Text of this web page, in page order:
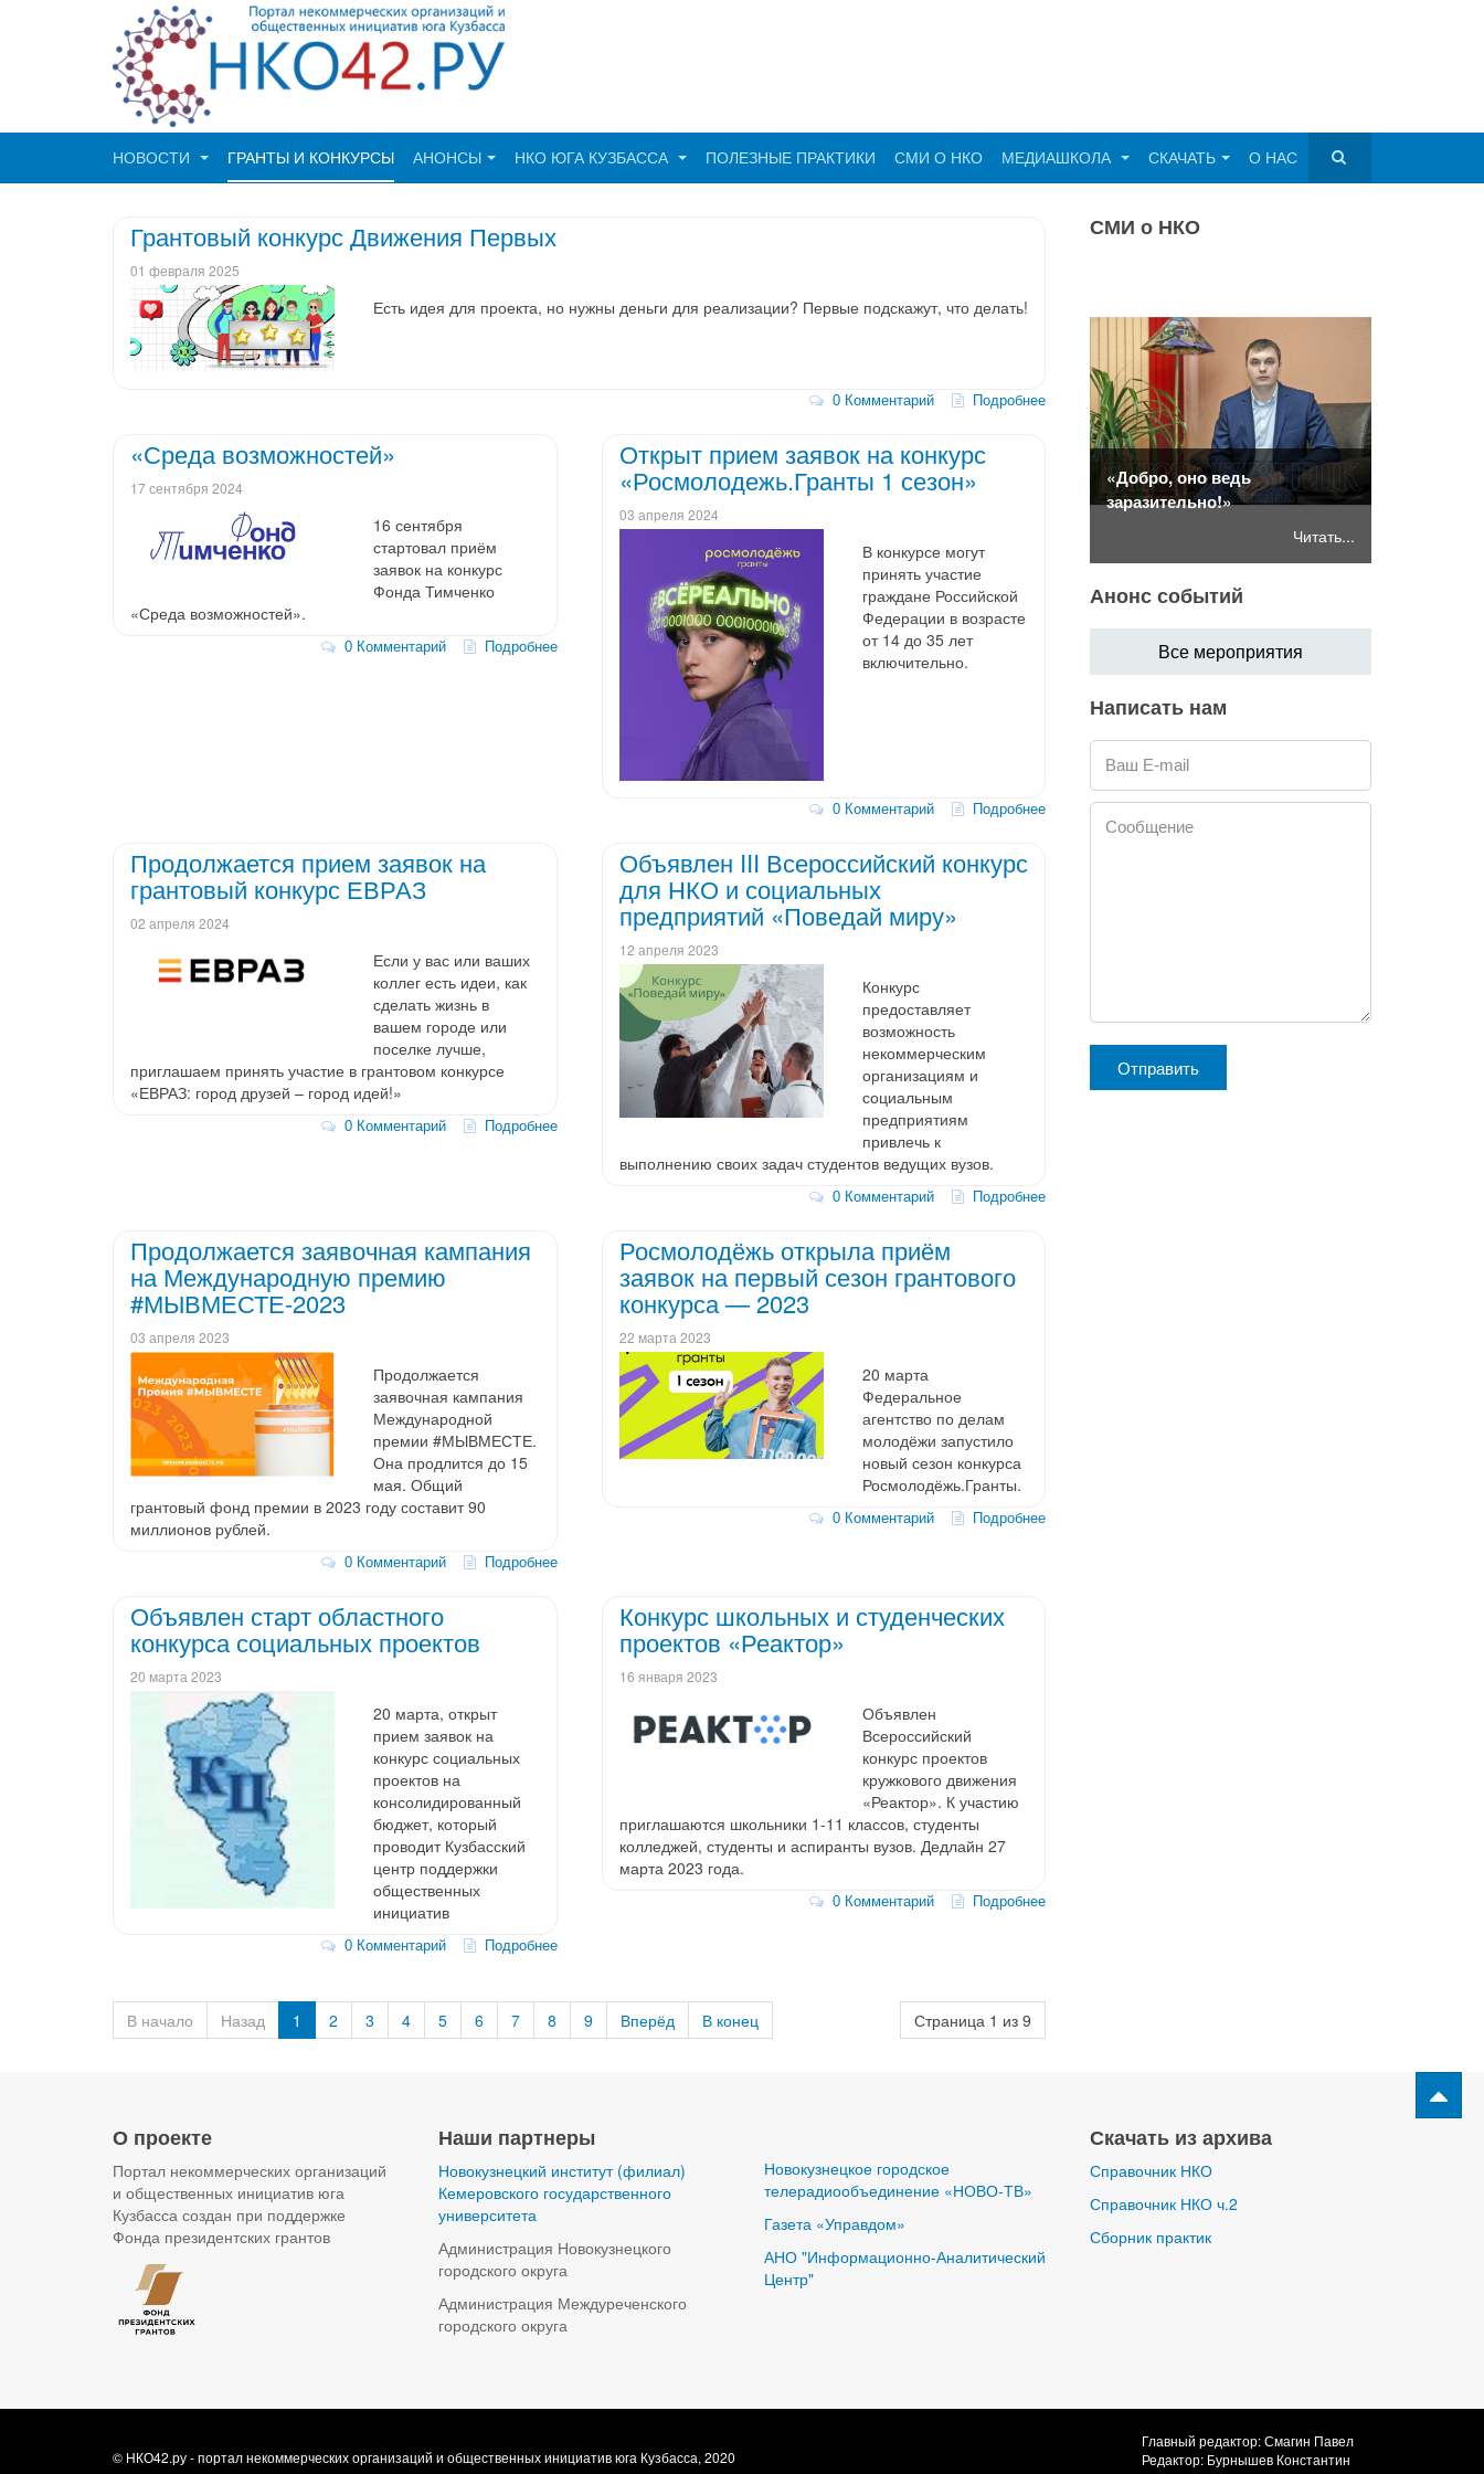
НОВОСТИ ГРАНТЫ И КОНКУРСЫ АНОНСЫ НКО ЮГА КУЗБАССА ПОЛЕЗНЫЕ ПРАКТИКИ СМИ О НКО МЕДИАШКОЛА СКАЧАТЬ О НАС
Грантовый конкурс Движения Первых
01 февраля 2025
Есть идея для проекта, но нужны деньги для реализации? Первые подскажут, что делать!
0 Комментарий Подробнее
«Среда возможностей»
17 сентября 2024
16 сентября
стартовал приём
заявок на конкурс
Фонда Тимченко
«Среда возможностей».
0 Комментарий Подробнее
Открыт прием заявок на конкурс
«Росмолодежь.Гранты 1 сезон»
03 апреля 2024
В конкурсе могут
принять участие
граждане Российской
Федерации в возрасте
от 14 до 35 лет
включительно.
0 Комментарий Подробнее
Продолжается прием заявок на
грантовый конкурс ЕВРАЗ
02 апреля 2024
Если у вас или ваших
коллег есть идеи, как
сделать жизнь в
вашем городе или
поселке лучше,
приглашаем принять участие в грантовом конкурсе
«ЕВРАЗ: город друзей – город идей!»
0 Комментарий Подробнее
Объявлен III Всероссийский конкурс
для НКО и социальных
предприятий «Поведай миру»
12 апреля 2023
Конкурс
предоставляет
возможность
некоммерческим
организациям и
социальным
предприятиям
привлечь к
выполнению своих задач студентов ведущих вузов.
0 Комментарий Подробнее
Продолжается заявочная кампания
на Международную премию
#МЫВМЕСТЕ-2023
03 апреля 2023
Продолжается
заявочная кампания
Международной
премии #МЫВМЕСТЕ.
Она продлится до 15
мая. Общий
грантовый фонд премии в 2023 году составит 90
миллионов рублей.
0 Комментарий Подробнее
Росмолодёжь открыла приём
заявок на первый сезон грантового
конкурса — 2023
22 марта 2023
20 марта
Федеральное
агентство по делам
молодёжи запустило
новый сезон конкурса
Росмолодёжь.Гранты.
0 Комментарий Подробнее
Объявлен старт областного
конкурса социальных проектов
20 марта 2023
20 марта, открыт
прием заявок на
конкурс социальных
проектов на
консолидированный
бюджет, который
проводит Кузбасский
центр поддержки
общественных
инициатив
0 Комментарий Подробнее
Конкурс школьных и студенческих
проектов «Реактор»
16 января 2023
Объявлен
Всероссийский
конкурс проектов
кружкового движения
«Реактор». К участию
приглашаются школьники 1-11 классов, студенты
колледжей, студенты и аспиранты вузов. Дедлайн 27
марта 2023 года.
0 Комментарий Подробнее
Страница 1 из 9
В начало Назад 1 2 3 4 5 6 7 8 9 Вперёд В конец
СМИ о НКО
«Добро, оно ведь
заразительно!»
Читать...
Анонс событий
Все мероприятия
Написать нам
Ваш E-mail
Сообщение
О проекте
Портал некоммерческих организаций
и общественных инициатив юга
Кузбасса создан при поддержке
Фонда президентских грантов
Наши партнеры
Новокузнецкий институт (филиал)
Кемеровского государственного
университета
Администрация Новокузнецкого
городского округа
Администрация Междуреченского
городского округа
Новокузнецкое городское
телерадиообъединение «НОВО-ТВ»
Газета «Управдом»
АНО "Информационно-Аналитический
Центр"
Скачать из архива
Справочник НКО
Справочник НКО ч.2
Сборник практик
© НКО42.ру - портал некоммерческих организаций и общественных инициатив юга Кузбасса, 2020
Главный редактор: Смагин Павел
Редактор: Бурнышев Константин